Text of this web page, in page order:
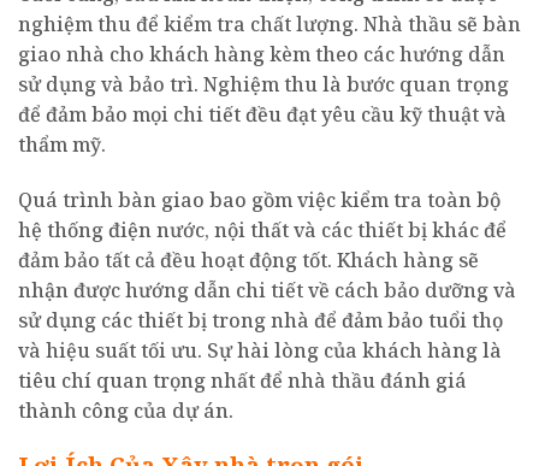
nghiệm thu để kiểm tra chất lượng. Nhà thầu sẽ bàn
giao nhà cho khách hàng kèm theo các hướng dẫn
sử dụng và bảo trì. Nghiệm thu là bước quan trọng
để đảm bảo mọi chi tiết đều đạt yêu cầu kỹ thuật và
thẩm mỹ.
Quá trình bàn giao bao gồm việc kiểm tra toàn bộ
hệ thống điện nước, nội thất và các thiết bị khác để
đảm bảo tất cả đều hoạt động tốt. Khách hàng sẽ
nhận được hướng dẫn chi tiết về cách bảo dưỡng và
sử dụng các thiết bị trong nhà để đảm bảo tuổi thọ
và hiệu suất tối ưu. Sự hài lòng của khách hàng là
tiêu chí quan trọng nhất để nhà thầu đánh giá
thành công của dự án.